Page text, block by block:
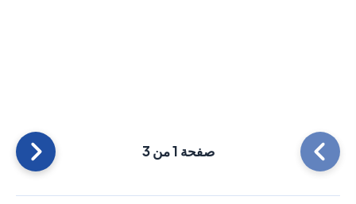
صفحة 1 من 3